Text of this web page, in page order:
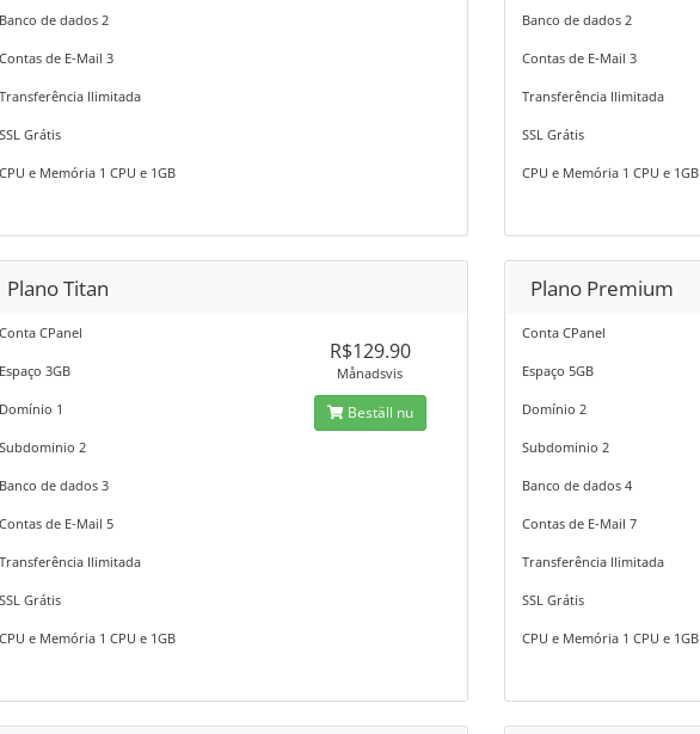
Banco de dados 2
Contas de E-Mail 3
Transferência Ilimitada
SSL Grátis
CPU e Memória 1 CPU e 1GB
Banco de dados 2
Contas de E-Mail 3
Transferência Ilimitada
SSL Grátis
CPU e Memória 1 CPU e 1GB
Plano Titan
Conta CPanel
Espaço 3GB
Domínio 1
Subdominio 2
Banco de dados 3
Contas de E-Mail 5
Transferência Ilimitada
SSL Grátis
CPU e Memória 1 CPU e 1GB
R$129.90
Månadsvis
Beställ nu
Plano Premium
Conta CPanel
Espaço 5GB
Domínio 2
Subdominio 2
Banco de dados 4
Contas de E-Mail 7
Transferência Ilimitada
SSL Grátis
CPU e Memória 1 CPU e 1GB